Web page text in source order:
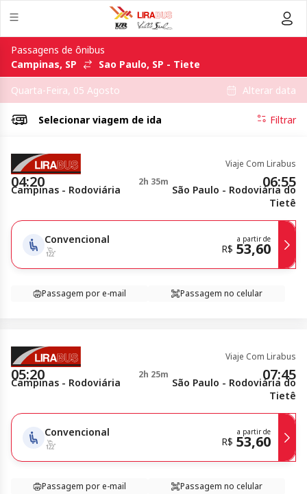
Passagens de ônibus
Campinas, SP
Sao Paulo, SP - Tiete
Quarta-Feira, 05 Agosto
Alterar data
Selecionar viagem de ida Filtrar
Viaje Com Lirabus
04:20 2h 35m 06:55
Campinas - Rodoviária
São Paulo - Rodoviária do
Tietê
Convencional a partir de
R$ 53,60
Passagem por e-mail Passagem no celular
Viaje Com Lirabus
05:20 2h 25m 07:45
Campinas - Rodoviária
São Paulo - Rodoviária do
Tietê
Convencional a partir de
R$ 53,60
Passagem por e-mail Passagem no celular